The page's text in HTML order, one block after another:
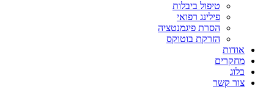
טיפול ביבלות
פילינג רפואי
הסרת פיגמנטציה
הזרקת בוטוקס
אודות
מחקרים
בלוג
צור קשר